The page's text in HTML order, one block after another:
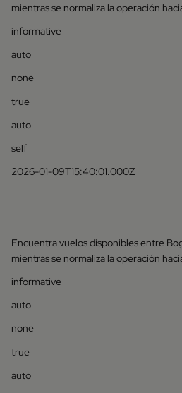
mientras se normaliza la operación
informative
auto
none
true
auto
self
2026-01-09T15:40:01.000Z
Encuentra vuelos disponibles entre
mientras se normaliza la operación
informative
auto
none
true
auto